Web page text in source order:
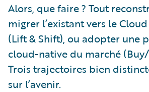
Alors, que faire ? Tout
migrer l’existant vers le
(Lift & Shift), ou adopter une
cloud-native du marché
Trois trajectoires bien
sur l’avenir.